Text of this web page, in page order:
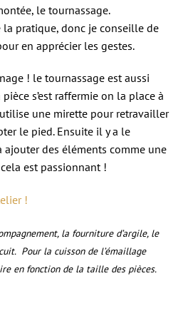
le tournassage.
la pratique, donc je conseille de
en apprécier les gestes.
! le tournassage est aussi
s’est raffermie on la place à
une mirette pour retravailler
le pied. Ensuite il y a le
ajouter des éléments comme une
est passionnant !
!
la fourniture d’argile, le
Pour la cuisson de l’émaillage
en fonction de la taille des pièces.